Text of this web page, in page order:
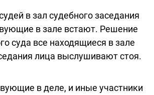
в зал судебного заседания
в зале встают. Решение
суда все находящиеся в зале
лица выслушивают стоя.
в деле, и иные участники